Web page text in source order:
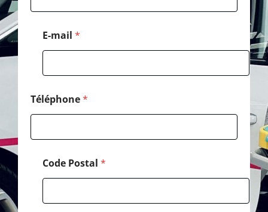
E-mail *
s
a
g
e
*
Téléphone*
Code Postal *